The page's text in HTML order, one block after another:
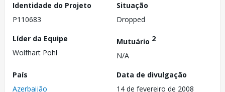
Identidade do Projeto
P110683
Situação
Dropped
Líder da Equipe
Wolfhart Pohl
Mutuário 2
N/A
País
Azerbaijão
Data de divulgação
14 de fevereiro de 2008